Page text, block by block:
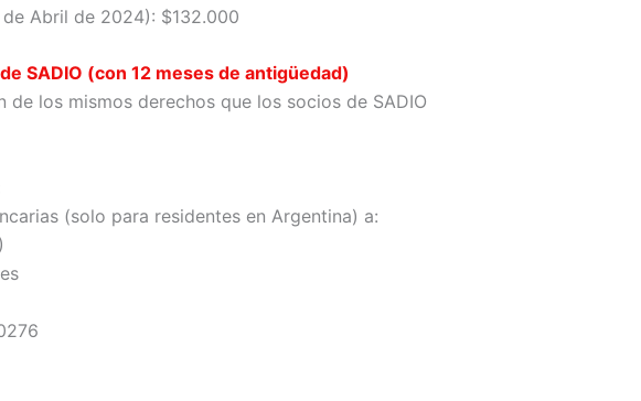
Abril de 2024): $132.000
SADIO (con 12 meses de antigüedad)
de los mismos derechos que los socios de SADIO
(solo para residentes en Argentina) a: